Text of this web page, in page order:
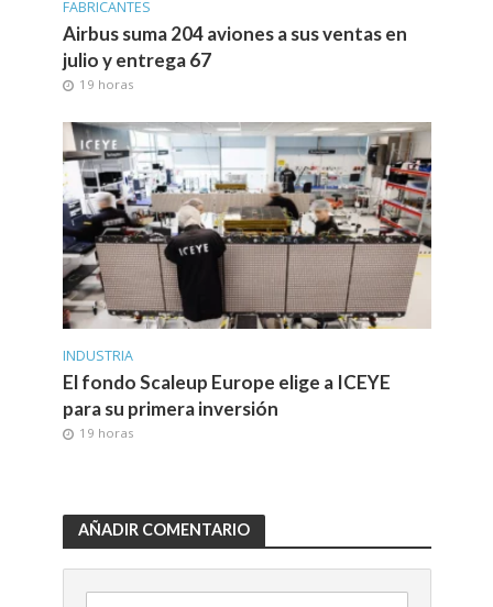
FABRICANTES
Airbus suma 204 aviones a sus ventas en
julio y entrega 67
19 horas
INDUSTRIA
El fondo Scaleup Europe elige a ICEYE
para su primera inversión
19 horas
AÑADIR COMENTARIO